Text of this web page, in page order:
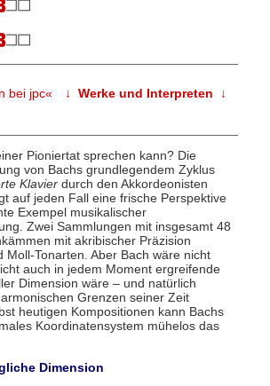
bei jpc« ↓ Werke und Interpreten ↓
Pioniertat sprechen kann? Die
von Bachs grundlegendem Zyklus
Klavierdurch den Akkordeonisten
auf jeden Fall eine frische Perspektive
Exempel musikalischer
Zwei Sammlungen mit insgesamt 48
mit akribischer Präzision
Moll-Tonarten. Aber Bach wäre nicht
auch in jedem Moment ergreifende
Dimension wäre – und natürlich
Grenzen seiner Zeit
heutigen Kompositionen kann Bachs
Koordinatensystem mühelos das
Dimension